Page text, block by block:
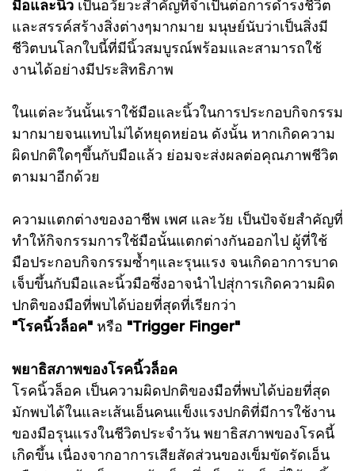
มือและนิ้ว เป็นอวัยวะสำคัญที่จำเป็นต่อการดำรงชีวิต
และสรรค์สร้างสิ่งต่างๆมากมาย มนุษย์นับว่าเป็นสิ่งมี
ชีวิตบนโลกใบนี้ที่มีนิ้วสมบูรณ์พร้อมและสามารถใช้
งานได้อย่างมีประสิทธิภาพ
ในแต่ละวันนั้นเราใช้มือและนิ้วในการประกอบกิจกรรม
มากมายจนแทบไม่ได้หยุดหย่อน ดังนั้น หากเกิดความ
ผิดปกติใดๆขึ้นกับมือแล้ว ย่อมจะส่งผลต่อคุณภาพชีวิต
ตามมาอีกด้วย
ความแตกต่างของอาชีพ เพศ และวัย เป็นปัจจัยสำคัญที่
ทำให้กิจกรรมการใช้มือนั้นแตกต่างกันออกไป ผู้ที่ใช้
มือประกอบกิจกรรมซ้ำๆและรุนแรง จนเกิดอาการบาด
เจ็บขึ้นกับมือและนิ้วมือซึ่งอาจนำไปสุ่การเกิดความผิด
ปกติของมือที่พบได้บ่อยที่สุดที่เรียกว่า
"โรคนิ้วล็อค" หรือ "Trigger Finger"
พยาธิสภาพของโรคนิ้วล็อค
โรคนิ้วล็อค เป็นความผิดปกติของมือที่พบได้บ่อยที่สุด
มักพบได้ในและเส้นเอ็นคนแข็งแรงปกติที่มีการใช้งาน
ของมือรุนแรงในชีวิตประจำวัน พยาธิสภาพของโรคนี้
เกิดขึ้น เนื่องจากอาการเสียสัดส่วนของเข็มขัดรัดเอ็น